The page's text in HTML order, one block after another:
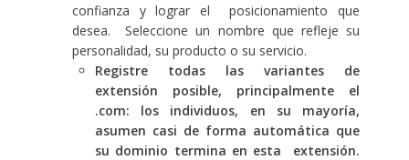
confianza y lograr el posicionamiento que
desea. Seleccione un nombre que refleje su
personalidad, su producto o su servicio.
Registre todas las variantes de
extensión posible, principalmente el
.com: los individuos, en su mayoría,
asumen casi de forma automática que
su dominio termina en esta extensión.